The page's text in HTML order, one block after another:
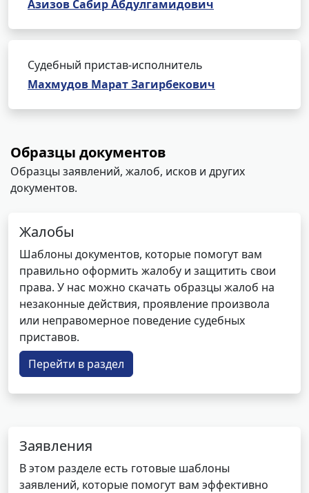
Азизов Сабир Абдулгамидович
Судебный пристав-исполнитель
Махмудов Марат Загирбекович
Образцы документов
Образцы заявлений, жалоб, исков и других
документов.
Жалобы
Шаблоны документов, которые помогут вам
правильно оформить жалобу и защитить свои
права. У нас можно скачать образцы жалоб на
незаконные действия, проявление произвола
или неправомерное поведение судебных
приставов.
Перейти в раздел
Заявления
В этом разделе есть готовые шаблоны
заявлений, которые помогут вам эффективно